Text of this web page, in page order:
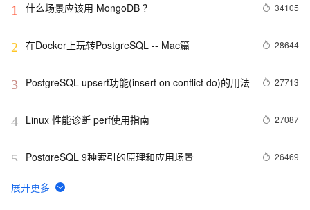
1 什么场景应该用 MongoDB ？ 34105
2 在Docker上玩转PostgreSQL -- Mac篇 28644
3 PostgreSQL upsert功能(insert on conflict do)的用法 27713
4 Linux 性能诊断 perf使用指南 27087
5 PostgreSQL 9种索引的原理和应用场景 26469
6 PostgreSQL 如何潇洒的处理每天上百TB的数据增量